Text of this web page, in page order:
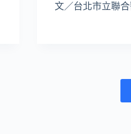
文／台北市立聯